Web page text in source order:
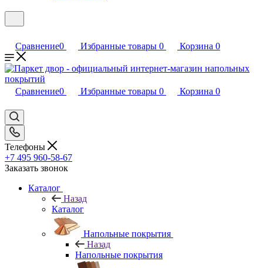
Сравнение0 Избранные товары 0 Корзина 0
Сравнение0 Избранные товары 0 Корзина 0
Телефоны
+7 495 960-58-67
Заказать звонок
Каталог
Назад
Каталог
Напольные покрытия
Назад
Напольные покрытия